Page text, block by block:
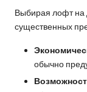
Выбирая лофт на
существенных
обычно